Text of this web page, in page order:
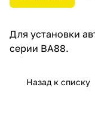
Для установки
серии ВА88.
Назад к списку